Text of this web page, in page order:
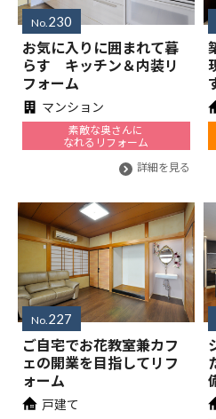
No.230
お気に入りに囲まれて暮
らす キッチン＆内装リ
フォーム
マンション
素敵な奥さんに
なれるリフォーム
詳細を見る
No. 227
ご自宅でお花教室兼カフ
ェの開業を目指してリフ
ォーム
戸建て